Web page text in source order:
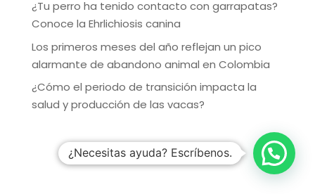
¿Tu perro ha tenido contacto con garrapatas?
Conoce la Ehrlichiosis canina
Los primeros meses del año reflejan un pico
alarmante de abandono animal en Colombia
¿Cómo el periodo de transición impacta la
salud y producción de las vacas?
¿Necesitas ayuda? Escríbenos.